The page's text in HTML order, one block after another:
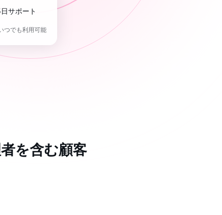
日サポート
つでも利用可能
を含む顧客